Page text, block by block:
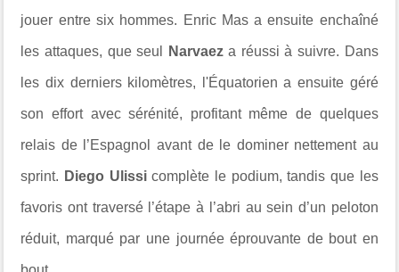
jouer entre six hommes. Enric Mas a ensuite enchaîné
les attaques, que seul Narvaeza réussi à suivre. Dans
les dix derniers kilomètres, l'Équatorien a ensuite géré
son effort avec sérénité, profitant même de quelques
relais de l’Espagnol avant de le dominer nettement au
sprint. Diego Ulissicomplète le podium, tandis que les
favoris ont traversé l’étape à l’abri au sein d’un peloton
réduit, marqué par une journée éprouvante de bout en